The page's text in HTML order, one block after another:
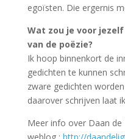
egoïsten. Die ergernis
Wat zou je voor
van de poëzie?
Ik hoop binnenkort de
gedichten te kunnen
zware gedichten
daarover schrijven laat
Meer info over Daan